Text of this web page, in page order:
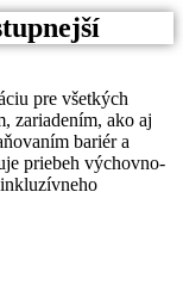
pre všetkých
zariadením, ako aj
bariér a
priebeh výchovno-